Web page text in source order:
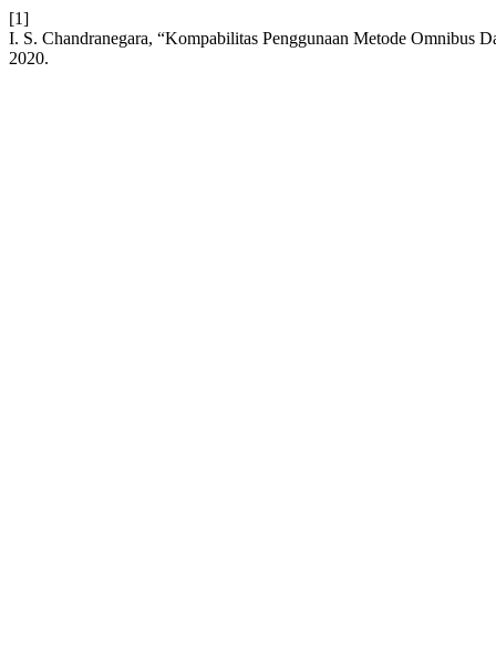
[1]
I. S. Chandranegara, “Kompabilitas Penggunaan Metode Omnibus
2020.